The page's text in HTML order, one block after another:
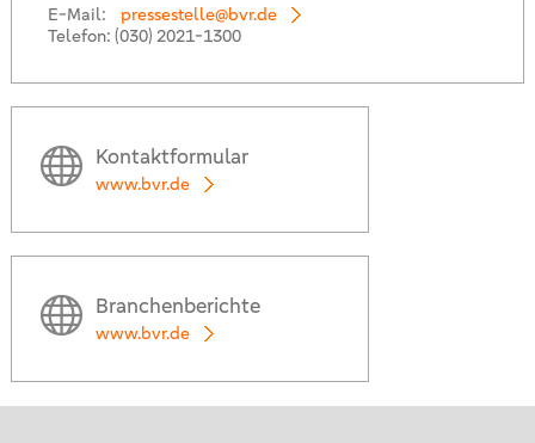
E-Mail:
pressestelle@bvr.de
Telefon: (030) 2021-1300
Kontaktformular
www.bvr.de
Branchenberichte
www.bvr.de